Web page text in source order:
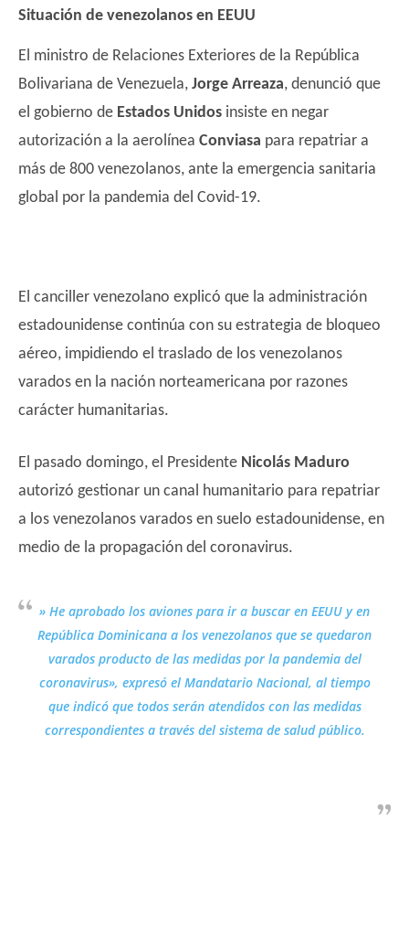
Situación de venezolanos en EEUU
El ministro de Relaciones Exteriores de la República
Bolivariana de Venezuela, Jorge Arreaza, denunció que
el gobierno de Estados Unidos insiste en negar
autorización a la aerolínea Conviasa para repatriar a
más de 800 venezolanos, ante la emergencia sanitaria
global por la pandemia del Covid-19.
El canciller venezolano explicó que la administración
estadounidense continúa con su estrategia de bloqueo
aéreo, impidiendo el traslado de los venezolanos
varados en la nación norteamericana por razones
carácter humanitarias.
El pasado domingo, el Presidente Nicolás Maduro
autorizó gestionar un canal humanitario para repatriar
a los venezolanos varados en suelo estadounidense, en
medio de la propagación del coronavirus.
» He aprobado los aviones para ir a buscar en EEUU y en
República Dominicana a los venezolanos que se quedaron
varados producto de las medidas por la pandemia del
coronavirus», expresó el Mandatario Nacional, al tiempo
que indicó que todos serán atendidos con las medidas
correspondientes a través del sistema de salud público.